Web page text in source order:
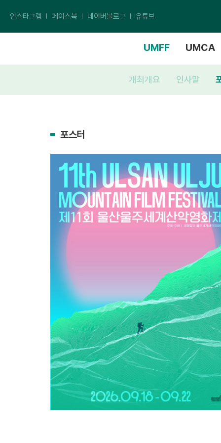
인스타그램 페이스북 네이버블로그 유튜브
UMFF UMCA
개최개요 인사말
포스터